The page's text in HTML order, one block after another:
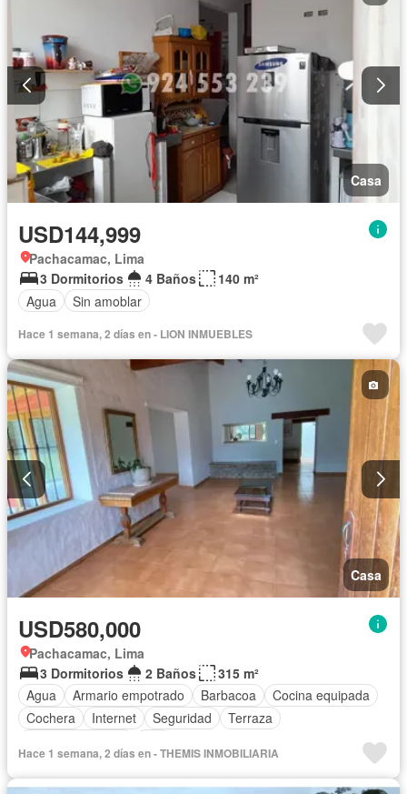
Casa
USD144,999
Pachacamac, Lima
3 Dormitorios
4 Baños
140 m²
Agua
Sin amoblar
Hace 1 semana, 2 días en - LION INMUEBLES
Casa
USD580,000
Pachacamac, Lima
3 Dormitorios
2 Baños
315 m²
Agua
Armario empotrado Barbacoa
Cocina equipada
Cochera
Internet Seguridad
Terraza
Hace 1 semana, 2 días en - THEMIS INMOBILIARIA